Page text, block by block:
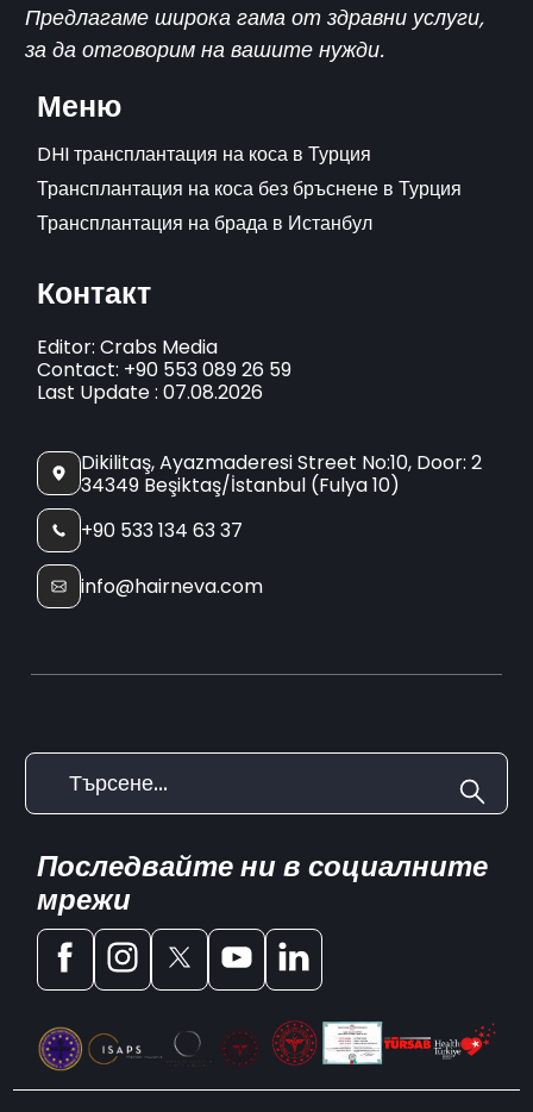
Предлагаме широка гама от здравни услуги,
за да отговорим на вашите нужди.
Меню
DHI трансплантация на коса в Турция
Трансплантация на коса без бръснене в Турция
Трансплантация на брада в Истанбул
Контакт
Editor: Crabs Media
Contact: +90 553 089 26 59
Last Update : 07.08.2026
Dikilitaş, Ayazmaderesi Street No:10, Door: 2
34349 Beşiktaş/İstanbul (Fulya 10)
+90 533 134 63 37
info@hairneva.com
Последвайте ни в социалните
мрежи